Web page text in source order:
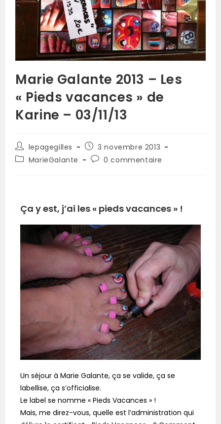
Marie Galante 2013 – Les
« Pieds vacances » de
Karine – 03/11/13
lepagegilles
3 novembre 2013
MarieGalante
0 commentaire
Ça y est, j’ai les « pieds vacances » !
Un séjour à Marie Galante, ça se valide, ça se
labellise, ça s’officialise.
Le label se nomme « Pieds Vacances » !
Mais, me direz-vous, quelle est l’administration qui